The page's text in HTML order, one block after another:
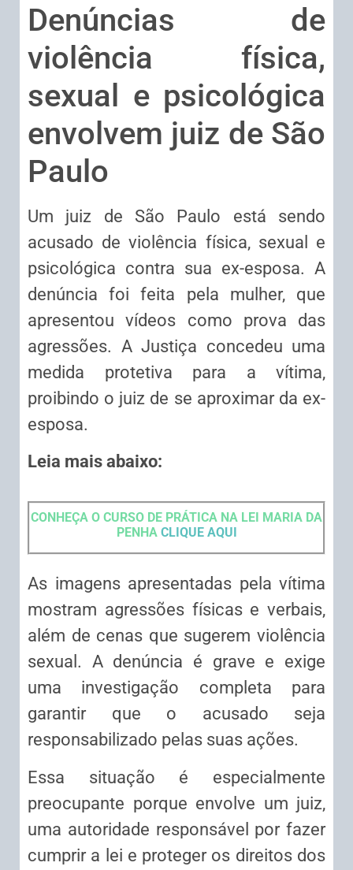
Denúncias de
violência física,
sexual e psicológica
envolvem juiz de São
Paulo
Um juiz de São Paulo está sendo
acusado de violência física, sexual e
psicológica contra sua ex-esposa. A
denúncia foi feita pela mulher, que
apresentou vídeos como prova das
agressões. A Justiça concedeu uma
medida protetiva para a vítima,
proibindo o juiz de se aproximar da ex-
esposa.
Leia mais abaixo:
CONHEÇA O CURSO DE PRÁTICA NA LEI MARIA DA
PENHA CLIQUE AQUI
As imagens apresentadas pela vítima
mostram agressões físicas e verbais,
além de cenas que sugerem violência
sexual. A denúncia é grave e exige
uma investigação completa para
garantir que o acusado seja
responsabilizado pelas suas ações.
Essa situação é especialmente
preocupante porque envolve um juiz,
uma autoridade responsável por fazer
cumprir a lei e proteger os direitos dos